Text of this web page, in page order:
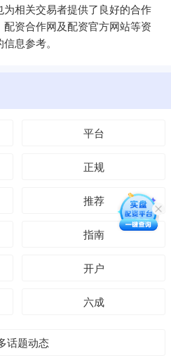
相关交易者提供了良好的合作
资合作网及配资官方网站等资
息参考。
平台
正规
推荐
指南
开户
六成
话题动态